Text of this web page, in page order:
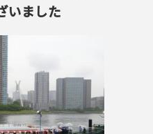
いました